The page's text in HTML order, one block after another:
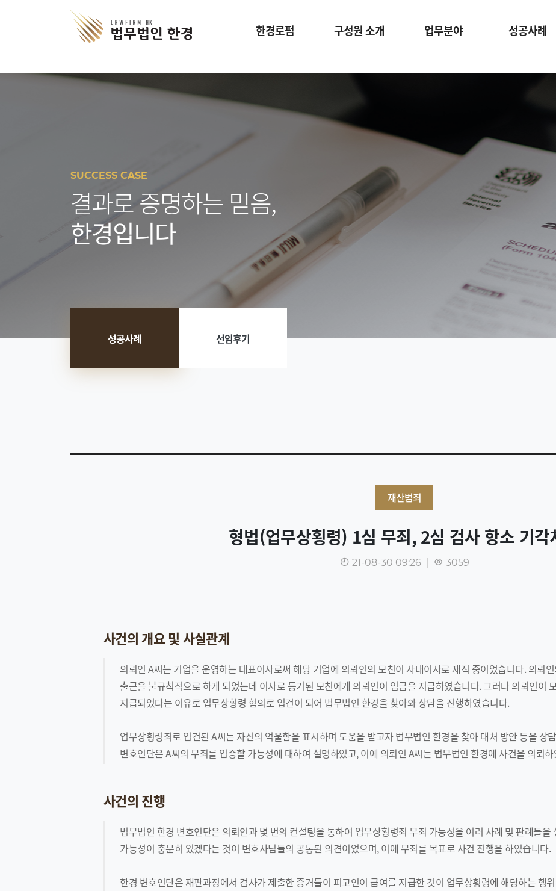
한경로펌 구성원 소개 업무분야 성공사례
SUCCESS CASE
결과로 증명하는 믿음,
한경입니다
성공사례 선임후기
재산범죄
형법(업무상횡령) 1심 무죄, 2심 검사 항소 기각
21-08-30 09:26 3059
사건의 개요 및 사실관계
의뢰인 A씨는 기업을 운영하는 대표이사로써 해당 기업에 의뢰인의 모친이 사내이사로 재직 중이었습니다. 의뢰
출근을 불규칙적으로 하게 되었는데 이사로 등기된 모친에게 의뢰인이 임금을 지급하였습니다. 그러나 의뢰인이
지급되었다는 이유로 업무상횡령 혐의로 입건이 되어 법무법인 한경을 찾아와 상담을 진행하였습니다.
업무상횡령죄로 입건된 A씨는 자신의 억울함을 표시하며 도움을 받고자 법무법인 한경을 찾아 대처 방안 등을 상
변호인단은 A씨의 무죄를 입증할 가능성에 대하여 설명하였고, 이에 의뢰인 A씨는 법무법인 한경에 사건을 의뢰
사건의 진행
법무법인 한경 변호인단은 의뢰인과 몇 번의 컨설팅을 통하여 업무상횡령죄 무죄 가능성을 여러 사례 및 판례들을
가능성이 충분히 있겠다는 것이 변호사님들의 공통된 의견이었으며, 이에 무죄를 목표로 사건 진행을 하였습니다.
한경 변호인단은 재판과정에서 검사가 제출한 증거들이 피고인이 급여를 지급한 것이 업무상횡령에 해당하는 행